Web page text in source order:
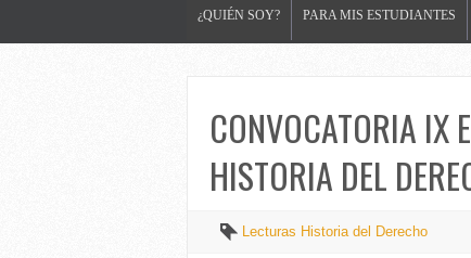
¿QUIÉN SOY? PARA MIS ESTUDIANTES
CONVOCATORIA IX
HISTORIA DEL
Lecturas Historia del Derecho